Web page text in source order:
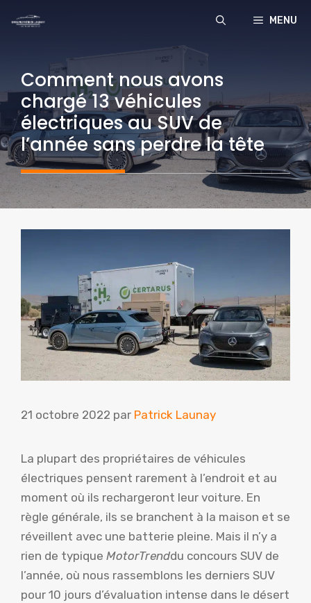
MENU
Comment nous avons
chargé 13 véhicules
électriques au SUV de
l’année sans perdre la tête
21 octobre 2022 par Patrick Launay
La plupart des propriétaires de véhicules
électriques pensent rarement à l’endroit et au
moment où ils rechargeront leur voiture. En
règle générale, ils se branchent à la maison et se
réveillent avec une batterie pleine. Mais il n’y a
rien de typique MotorTrenddu concours SUV de
l’année, où nous rassemblons les derniers SUV
pour 10 jours d’évaluation intense dans le désert